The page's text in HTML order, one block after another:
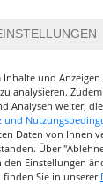
Inhalte und
analysieren.
Analysen weiter,
und
Daten von Ihnen
Über
den Einstellungen
Sie in unserer